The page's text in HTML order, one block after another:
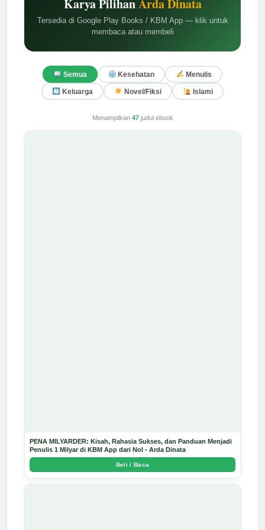
Karya PilihanArda Dinata
Tersedia di Google Play Books / KBM App — klik untuk
membaca atau membeli
Semua Kesehatan Menulis
Keluarga Novel/Fiksi Islami
Menampilkan 47judul ebook
PENA MILYARDER: Kisah, Rahasia Sukses, dan Panduan Menjadi
Penulis 1 Milyar di KBM App dari Nol - Arda Dinata
Beli / Baca